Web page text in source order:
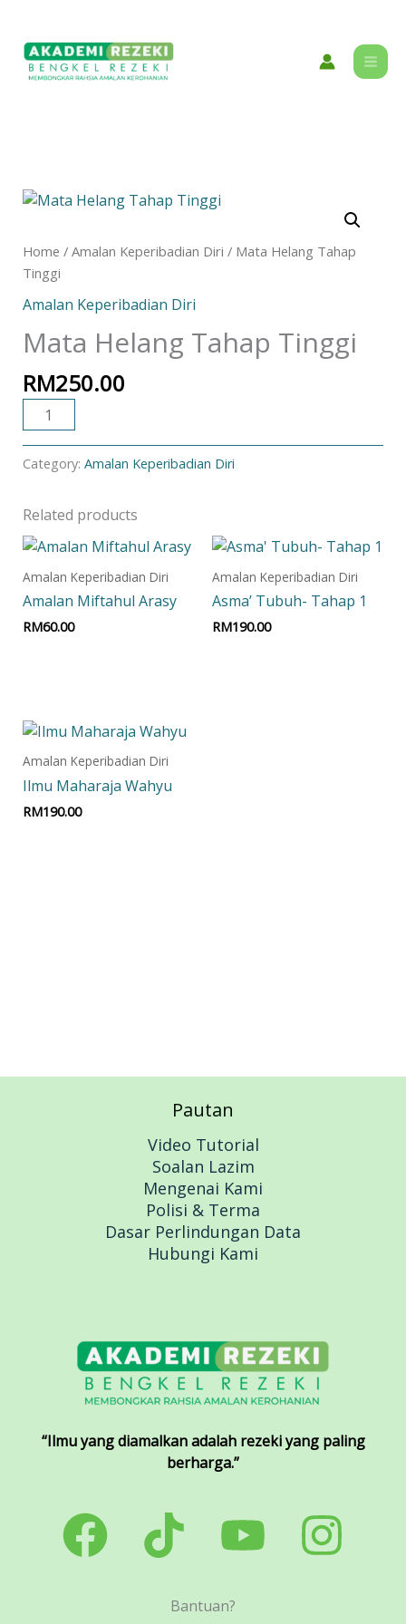
content
Home / Amalan Keperibadian Diri / Mata Helang Tahap
Tinggi
Amalan Keperibadian Diri
Mata Helang Tahap Tinggi
RM250.00
Mata
Tahap
Tinggi
quantity
Category: Amalan Keperibadian Diri
Related products
Amalan Keperibadian Diri
Amalan Miftahul Arasy
RM60.00
Amalan Keperibadian Diri
Asma’ Tubuh- Tahap 1
RM190.00
Amalan Keperibadian Diri
Ilmu Maharaja Wahyu
RM190.00
Pautan
Video Tutorial
Soalan Lazim
Mengenai Kami
Polisi & Terma
Dasar Perlindungan Data
Hubungi Kami
“Ilmu yang diamalkan adalah rezeki yang paling
berharga.”
Bantuan?